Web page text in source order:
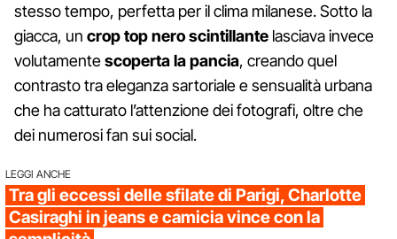
stesso tempo, perfetta per il clima milanese. Sotto la
giacca, un crop top nero scintillante lasciava invece
volutamentescoperta la pancia, creando quel
contrasto tra eleganza sartoriale e sensualità urbana
che ha catturato l’attenzione dei fotografi, oltre che
dei numerosi fan sui social.
LEGGI ANCHE
Tra gli eccessi delle sfilate di Parigi, Charlotte
Casiraghi in jeans e camicia vince con la